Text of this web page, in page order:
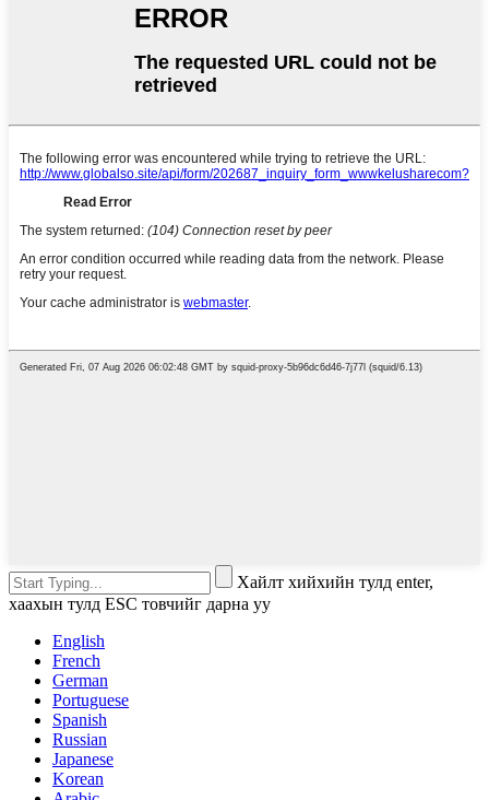
Хайлт хийхийн тулд enter,
хаахын тулд ESC товчийг дарна уу
English
French
German
Portuguese
Spanish
Russian
Japanese
Korean